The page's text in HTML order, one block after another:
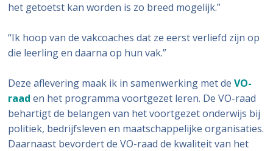
het getoetst kan worden is zo breed mogelijk.”
“Ik hoop van de vakcoaches dat ze eerst verliefd zijn op
die leerling en daarna op hun vak.”
Deze aflevering maak ik in samenwerking met deVO-
raad en het programma voortgezet leren. De VO-raad
behartigt de belangen van het voortgezet onderwijs bij
politiek, bedrijfsleven en maatschappelijke organisaties.
Daarnaast bevordert de VO-raad de kwaliteit van het